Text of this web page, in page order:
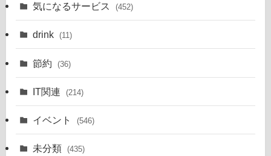
気になるサービス (452)
drink (11)
節約 (36)
IT関連 (214)
イベント (546)
未分類 (435)